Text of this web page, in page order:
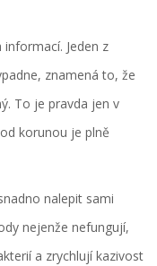
Jeden z
znamená to, že
To je pravda jen v
korunou je plně
nalepit sami
nejenže nefungují,
a zrychlují kazivost